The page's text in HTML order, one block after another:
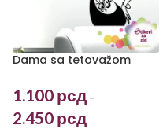
Dama sa tetovažom
1.100 рсд –
2.450 рсд